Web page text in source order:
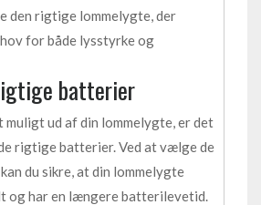
den rigtige lommelygte, der
for både lysstyrke og
batterier
muligt ud af din lommelygte, er det
rigtige batterier. Ved at vælge de
du sikre, at din lommelygte
og har en længere batterilevetid.